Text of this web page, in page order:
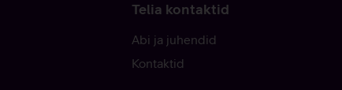
Telia kontaktid
Abi ja juhendid
Kontaktid